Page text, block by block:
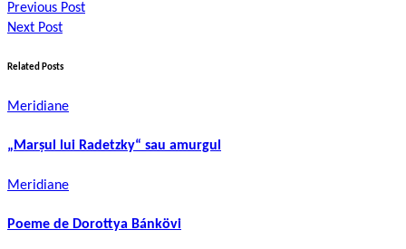
Previous Post
Next Post
Related Posts
Meridiane
„Marşul lui Radetzky“ sau amurgul
Meridiane
Poeme de Dorottya Bánkövi